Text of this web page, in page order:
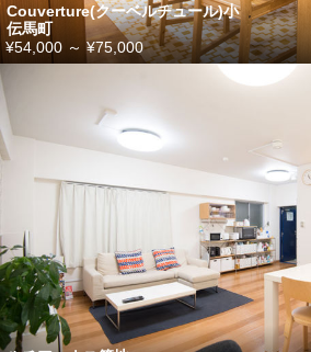
Couverture(クーベルチュール)小
伝馬町
¥54,000 ～¥75,000